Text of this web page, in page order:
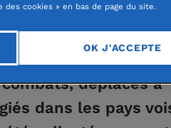
que la guerre
demeure
son engagement
déplacés à
dans les pays
cookies » en bas de page du site.
OK J'ACCEPTE